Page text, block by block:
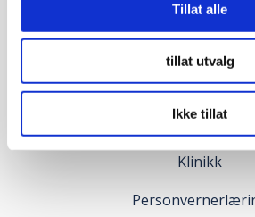
Tillat alle
tillat utvalg
Ikke tillat
Mandag – fredag 08:00 –
NAVIGER
Bedrift
Klinikk